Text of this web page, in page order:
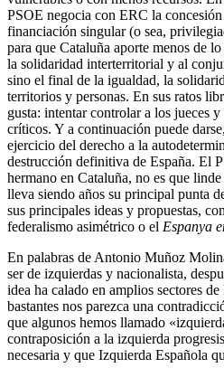
PSOE negocia con ERC la
financiación singular (o sea,
para que Cataluña aporte menos de
la solidaridad interterritorial y al
sino el final de la igualdad, la
territorios y personas. En sus ratos
gusta: intentar controlar a los jueces
críticos. Y a continuación puede
ejercicio del derecho a la
destrucción definitiva de España. El
hermano en Cataluña, no es que
lleva siendo años su principal punta
sus principales ideas y propuestas,
federalismo asimétrico o el Espanya
En palabras de Antonio Muñoz
ser de izquierdas y nacionalista,
idea ha calado en amplios sectores
bastantes nos parezca una
que algunos hemos llamado
contraposición a la izquierda
necesaria y que Izquierda Española